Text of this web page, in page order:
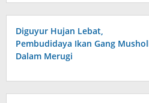
Diguyur Hujan Lebat,
Pembudidaya Ikan Gang
Dalam Merugi